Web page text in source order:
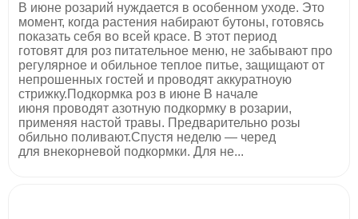
В июне розарий нуждается в особенном уходе. Это
момент, когда растения набирают бутоны, готовясь
показать себя во всей красе. В этот период
готовят для роз питательное меню, не забывают про
регулярное и обильное теплое питье, защищают от
непрошенных гостей и проводят аккуратноую
стрижку.Подкормка роз в июне В начале
июня проводят азотную подкормку в розарии,
применяя настой травы. Предварительно розы
обильно поливают.Спустя неделю — черед
для внекорневой подкормки. Для не...